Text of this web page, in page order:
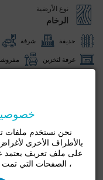
نوع الأرضية
الرخام
حديقة شرفة
غرفة لتخزين
شاهد المزيد من
نحن نستخدم ملفات
بالأطراف الأخرى
على ملف تعريف يعتمد
، الصفحات التي تمت